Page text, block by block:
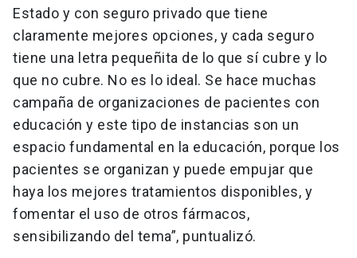
Estado y con seguro privado que tiene
claramente mejores opciones, y cada seguro
tiene una letra pequeñita de lo que sí cubre y lo
que no cubre. No es lo ideal. Se hace muchas
campaña de organizaciones de pacientes con
educación y este tipo de instancias son un
espacio fundamental en la educación, porque los
pacientes se organizan y puede empujar que
haya los mejores tratamientos disponibles, y
fomentar el uso de otros fármacos,
sensibilizando del tema”, puntualizó.